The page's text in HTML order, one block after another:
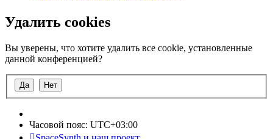
Удалить cookies
Вы уверены, что хотите удалить все cookie, установленные
данной конференцией?
Часовой пояс: UTC+03:00